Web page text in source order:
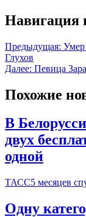
Навигация
Предыдущая:
Глухов
Далее: Певица
Похожие
В
двух
одной
ТАСС5 месяцев
Одну